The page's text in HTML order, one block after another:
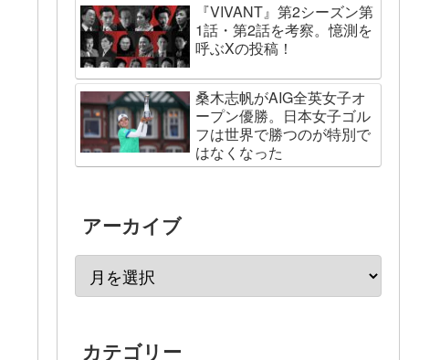
『VIVANT』第2シーズン第
1話・第2話を考察。憶測を
呼ぶXの投稿！
桑木志帆がAIG全英女子オ
ープン優勝。日本女子ゴル
フは世界で勝つのが特別で
はなくなった
アーカイブ
カテゴリー